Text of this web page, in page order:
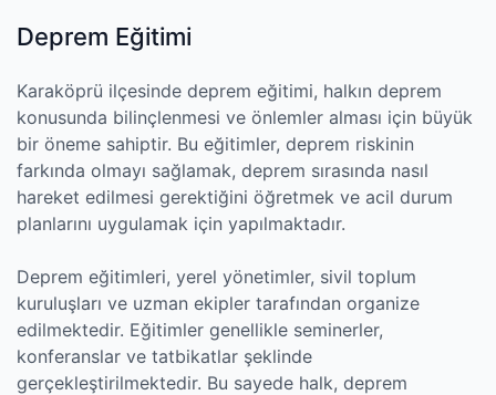
Deprem Eğitimi
Karaköprü ilçesinde deprem eğitimi, halkın deprem
konusunda bilinçlenmesi ve önlemler alması için büyük
bir öneme sahiptir. Bu eğitimler, deprem riskinin
farkında olmayı sağlamak, deprem sırasında nasıl
hareket edilmesi gerektiğini öğretmek ve acil durum
planlarını uygulamak için yapılmaktadır.
Deprem eğitimleri, yerel yönetimler, sivil toplum
kuruluşları ve uzman ekipler tarafından organize
edilmektedir. Eğitimler genellikle seminerler,
konferanslar ve tatbikatlar şeklinde
gerçekleştirilmektedir. Bu sayede halk, deprem